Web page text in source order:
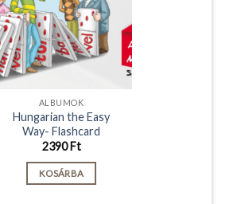
ALBUMOK
Hungarian the Easy
Way- Flashcard
2390Ft
KOSÁRBA